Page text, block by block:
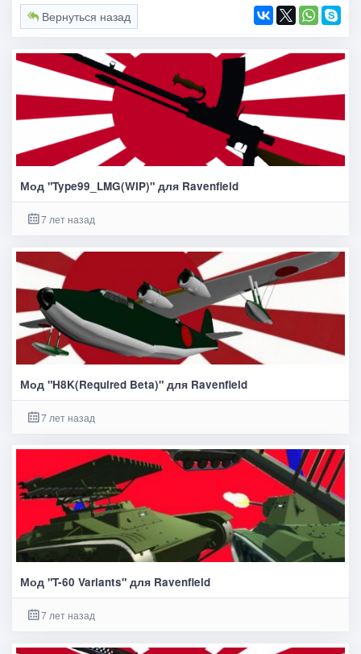
Вернуться назад
Мод "Type99_LMG(WIP)" для Ravenfield
7 лет назад
Мод "H8K(Required Beta)" для Ravenfield
7 лет назад
Мод "T-60 Variants" для Ravenfield
7 лет назад